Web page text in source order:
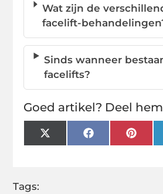
Wat zijn de
facelift-
Sinds wanneer
facelifts?
Goed artikel? Deel
X
(Twitter)
Facebook
Tags: